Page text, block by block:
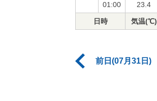
01:00 23.4
日時 気温(℃)
前日(07月31日)